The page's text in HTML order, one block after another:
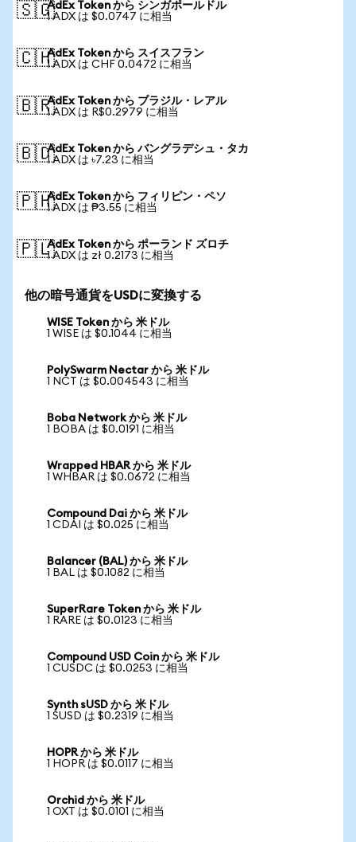
🇸🇬AdEx Token から シンガポールドル
1 ADX は $0.0747 に相当
🇨🇭AdEx Token から スイスフラン
1 ADX は CHF 0.0472 に相当
🇧🇷AdEx Token から ブラジル・レアル
1 ADX は R$0.2979 に相当
🇧🇩AdEx Token から バングラデシュ・タカ
1 ADX は ৳7.23 に相当
🇵🇭AdEx Token から フィリピン・ペソ
1 ADX は ₱3.55 に相当
🇵🇱AdEx Token から ポーランド ズロチ
1 ADX は zł 0.2173 に相当
他の暗号通貨をUSDに変換する
WISE Token から 米ドル
1 WISE は $0.1044 に相当
PolySwarm Nectar から 米ドル
1 NCT は $0.004543 に相当
Boba Network から 米ドル
1 BOBA は $0.0191 に相当
Wrapped HBAR から 米ドル
1 WHBAR は $0.0672 に相当
Compound Dai から 米ドル
1 CDAI は $0.025 に相当
Balancer (BAL) から 米ドル
1 BAL は $0.1082 に相当
SuperRare Token から 米ドル
1 RARE は $0.0123 に相当
Compound USD Coin から 米ドル
1 CUSDC は $0.0253 に相当
Synth sUSD から 米ドル
1 SUSD は $0.2319 に相当
HOPR から 米ドル
1 HOPR は $0.0117 に相当
Orchid から 米ドル
1 OXT は $0.0101 に相当